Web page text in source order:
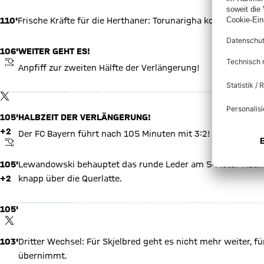
110'Frische Kräfte für die Herthaner: Torunarigha kommt für
106'
ANPFIFF
WEITER GEHT ES!
Anpfiff zur zweiten Hälfte der Verlängerung!
TWITTER-BEITRAG
Mit Klick auf den Button ermöglichen Sie es diesem
wird für alle Inhalte des sozialen Netzwerks auf unserer
Einwilligungslösung
105'
+2
ABPFIFF
HALBZEIT DER VERLÄNGERUNG!
Der FC Bayern führt nach 105 Minuten mit 3:2!
105'
+2
Lewandowski behauptet das runde Leder am 5-Meter-
knapp über die Querlatte.
105'
TWITTER-BEITRAG
X
Mit Klick auf den Button ermöglichen Sie es diesem
103'Dritter Wechsel: Für Skjelbred geht es nicht mehr weiter,
übernimmt.